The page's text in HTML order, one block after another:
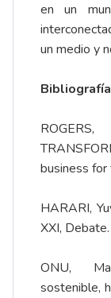
en un
un medio y
Bibliografía
business
HARARI,
XXI, Debate.
ONU,
sostenible,